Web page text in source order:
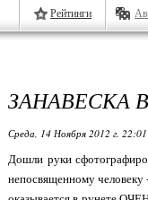
Рейтинги
ЗАНАВЕСКА
Среда, 14 Ноября 2012 г. 22:01
Дошли руки
непосвященному человеку